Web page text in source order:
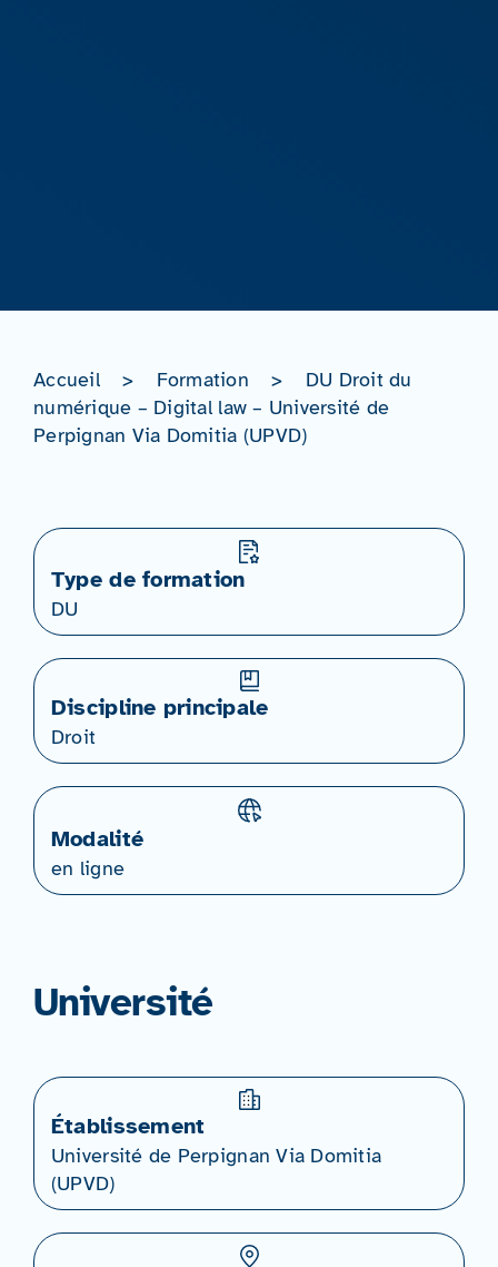
Accueil > Formation >
DU Droit du
numérique – Digital law – Université de
Perpignan Via Domitia (UPVD)
Type de formation
DU
Discipline principale
Droit
Modalité
en ligne
Université
Établissement
Université de Perpignan Via Domitia
(UPVD)